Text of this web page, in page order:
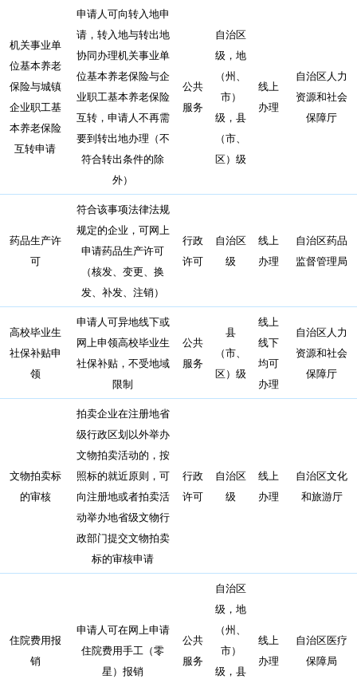
机关事业单
位基本养老
保险与城镇
企业职工基
本养老保险
互转申请
申请人可向转入地申
请，转入地与转出地
协同办理机关事业单
位基本养老保险与企
业职工基本养老保险
互转，申请人不再需
要到转出地办理（不
符合转出条件的除
外）
公共
服务
自治区
级，地
（州、
市）
级，县
（市、
区）级
线上
办理
自治区人力
资源和社会
保障厅
药品生产许
可
符合该事项法律法规
规定的企业，可网上
申请药品生产许可
（核发、变更、换
发、补发、注销）
行政
许可
自治区
级
线上
办理
自治区药品
监督管理局
高校毕业生
社保补贴申
领
申请人可异地线下或
网上申领高校毕业生
社保补贴，不受地域
限制
公共
服务
县
（市、
区）级
线上
线下
均可
办理
自治区人力
资源和社会
保障厅
文物拍卖标
的审核
拍卖企业在注册地省
级行政区划以外举办
文物拍卖活动的，按
照标的就近原则，可
向注册地或者拍卖活
动举办地省级文物行
政部门提交文物拍卖
标的审核申请
行政
许可
自治区
级
线上
办理
自治区文化
和旅游厅
住院费用报
销
申请人可在网上申请
住院费用手工（零
星）报销
公共
服务
自治区
级，地
（州、
市）
级，县
线上
办理
自治区医疗
保障局